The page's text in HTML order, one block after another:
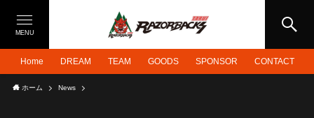
MENU
Home DREAM TEAM GOODS SPONSOR CONTACT
ホーム News